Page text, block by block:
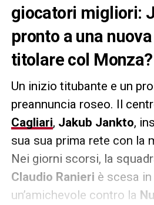
giocatori migliori:
pronto a una
titolare col Monza?
Un inizio titubante e un
preannuncia roseo. Il
Cagliari, Jakub Jankto,
sua sua prima rete con la
Nei giorni scorsi, la
Claudio Ranieri è scesa
un’amichevole contro la